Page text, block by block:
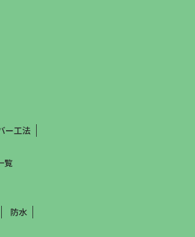
ー工法
覧
防水